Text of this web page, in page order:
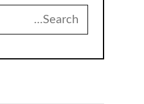
for: